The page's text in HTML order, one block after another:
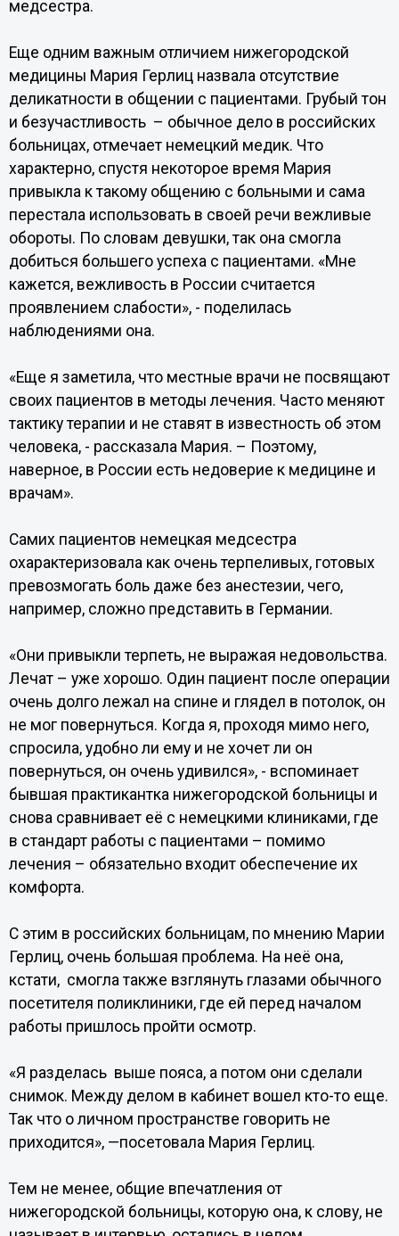
медсестра.
Еще одним важным отличием нижегородской
медицины Мария Герлиц назвала отсутствие
деликатности в общении с пациентами. Грубый тон
и безучастливость – обычное дело в российских
больницах, отмечает немецкий медик. Что
характерно, спустя некоторое время Мария
привыкла к такому общению с больными и сама
перестала использовать в своей речи вежливые
обороты. По словам девушки, так она смогла
добиться большего успеха с пациентами. «Мне
кажется, вежливость в России считается
проявлением слабости», - поделилась
наблюдениями она.
«Еще я заметила, что местные врачи не посвящают
своих пациентов в методы лечения. Часто меняют
тактику терапии и не ставят в известность об этом
человека, - рассказала Мария. – Поэтому,
наверное, в России есть недоверие к медицине и
врачам».
Самих пациентов немецкая медсестра
охарактеризовала как очень терпеливых, готовых
превозмогать боль даже без анестезии, чего,
например, сложно представить в Германии.
«Они привыкли терпеть, не выражая недовольства.
Лечат – уже хорошо. Один пациент после операции
очень долго лежал на спине и глядел в потолок, он
не мог повернуться. Когда я, проходя мимо него,
спросила, удобно ли ему и не хочет ли он
повернуться, он очень удивился», - вспоминает
бывшая практикантка нижегородской больницы и
снова сравнивает её с немецкими клиниками, где
в стандарт работы с пациентами – помимо
лечения – обязательно входит обеспечение их
комфорта.
С этим в российских больницам, по мнению Марии
Герлиц, очень большая проблема. На неё она,
кстати, смогла также взглянуть глазами обычного
посетителя поликлиники, где ей перед началом
работы пришлось пройти осмотр.
«Я разделась выше пояса, а потом они сделали
снимок. Между делом в кабинет вошел кто-то еще.
Так что о личном пространстве говорить не
приходится», —посетовала Мария Герлиц.
Тем не менее, общие впечатления от
нижегородской больницы, которую она, к слову, не